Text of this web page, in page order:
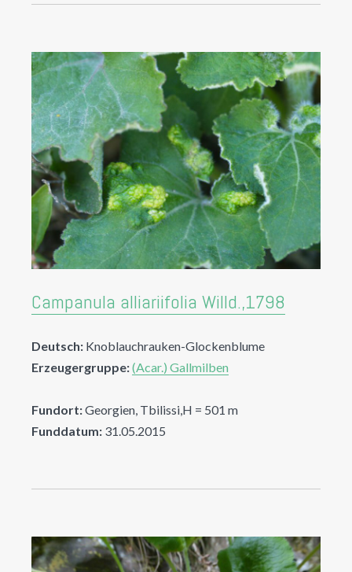
Campanula alliariifolia Willd.,1798
Deutsch: Knoblauchrauken-Glockenblume
Erzeugergruppe:(Acar.) Gallmilben
Fundort:Georgien, Tbilissi,H = 501 m
Funddatum: 31.05.2015